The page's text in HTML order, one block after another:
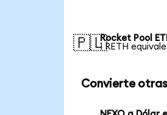
🇵🇱Rocket Pool
1 RETH
Convierte